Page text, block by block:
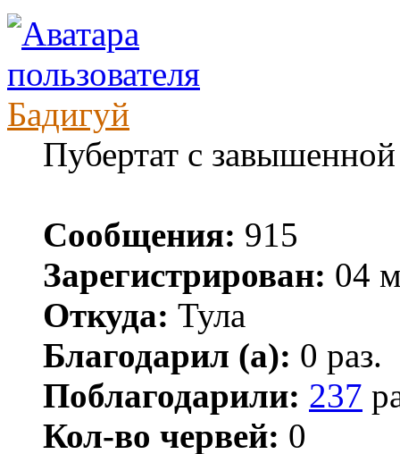
Бадигуй
Пубертат с
Сообщения: 915
Зарегистрирован: 04
Откуда: Тула
Благодарил (а): 0 раз.
Поблагодарили: 237
Кол-во червей: 0